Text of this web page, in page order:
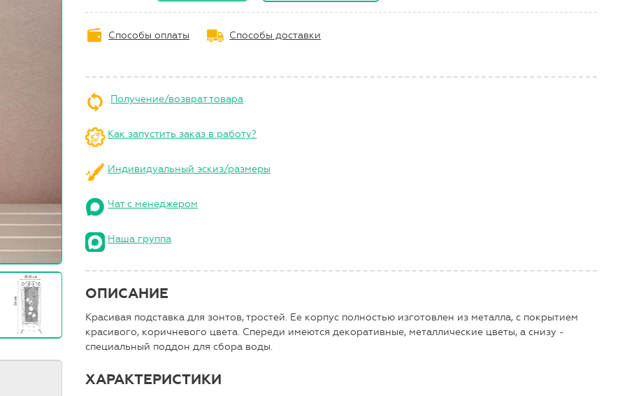
Способы оплаты Способы доставки
Получение/возврат товара
Как запустить заказ в работу?
Индивидуальный эскиз/размеры
Чат с менеджером
Наша группа
ОПИСАНИЕ
Красивая подставка для зонтов, тростей. Ее корпус полностью изготовлен из металла, с покрытием
красивого, коричневого цвета. Спереди имеются декоративные, металлические цветы, а снизу -
специальный поддон для сбора воды.
ХАРАКТЕРИСТИКИ